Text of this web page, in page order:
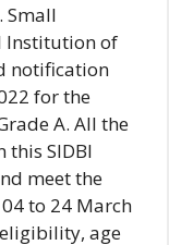
Small
Institution of
notification
for the
A. All the
this SIDBI
meet the
to 24 March
age